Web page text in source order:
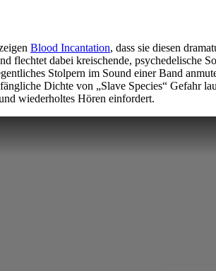
Blood Incantation, dass sie diesen
dabei kreischende, psychedelische
Stolpern im Sound einer Band
Dichte von „Slave Species“ Gefahr
wiederholtes Hören einfordert.